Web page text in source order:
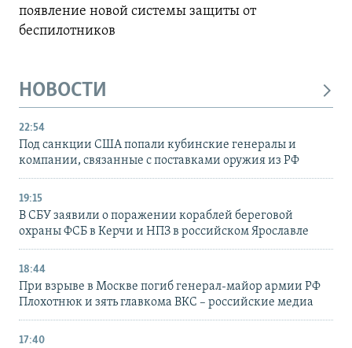
появление новой системы защиты от
беспилотников
НОВОСТИ
22:54
Под санкции США попали кубинские генералы и
компании, связанные с поставками оружия из РФ
19:15
В СБУ заявили о поражении кораблей береговой
охраны ФСБ в Керчи и НПЗ в российском Ярославле
18:44
При взрыве в Москве погиб генерал-майор армии РФ
Плохотнюк и зять главкома ВКС – российские медиа
17:40